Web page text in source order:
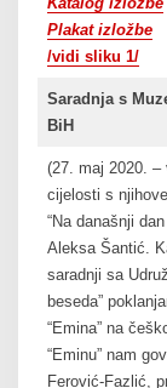
Plakat izložbe
/vidi sliku 1/
Saradnja s
BiH
(27. maj 2020.
cijelosti s
“Na današnji
Aleksa Šantić.
saradnji sa
beseda”
“Emina” na
“Eminu” nam
Ferović-Fazlić,